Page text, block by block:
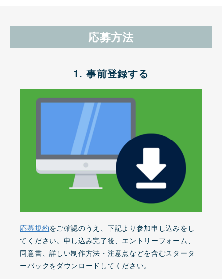
応募方法
1. 事前登録する
応募規約をご確認のうえ、下記より参加申し込みをし
てください。申し込み完了後、エントリーフォーム、
同意書、詳しい制作方法・注意点などを含むスタータ
ーパックをダウンロードしてください。